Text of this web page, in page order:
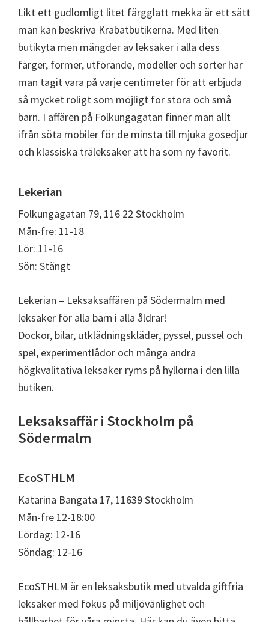
Likt ett gudlomligt litet färgglatt mekka är ett sätt
man kan beskriva Krabatbutikerna. Med liten
butikyta men mängder av leksaker i alla dess
färger, former, utförande, modeller och sorter har
man tagit vara på varje centimeter för att erbjuda
så mycket roligt som möjligt för stora och små
barn. I affären på Folkungagatan finner man allt
ifrån söta mobiler för de minsta till mjuka gosedjur
och klassiska träleksaker att ha som ny favorit.
Lekerian
Folkungagatan 79, 116 22 Stockholm
Mån-fre: 11-18
Lör: 11-16
Sön: Stängt
Lekerian – Leksaksaffären på Södermalm med
leksaker för alla barn i alla åldrar!
Dockor, bilar, utklädningskläder, pyssel, pussel och
spel, experimentlådor och många andra
högkvalitativa leksaker ryms på hyllorna i den lilla
butiken.
Leksaksaffär i Stockholm på
Södermalm
EcoSTHLM
Katarina Bangata 17, 11639 Stockholm
Mån-fre 12-18:00
Lördag: 12-16
Söndag: 12-16
EcoSTHLM är en leksaksbutik med utvalda giftfria
leksaker med fokus på miljövänlighet och